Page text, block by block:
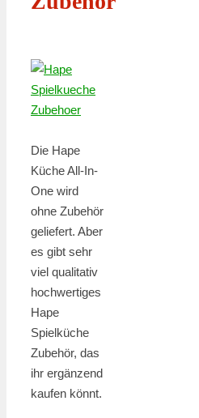
Die Hape
Küche All-In-
One wird
ohne Zubehör
geliefert. Aber
es gibt sehr
viel qualitativ
hochwertiges
Hape
Spielküche
Zubehör, das
ihr ergänzend
kaufen könnt.